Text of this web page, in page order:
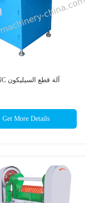
آلة قطع السيليكون CNC
Get More Details